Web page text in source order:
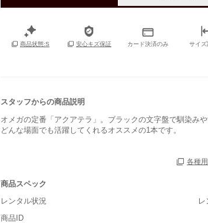
商品状態:S 安心キズ保証 カード決済のみ サイズ
スタッフからの商品説明
オメガの定番「アクアテラ」。ブラックの文字盤で馴染みや
どんな場面でも活躍してくれるオススメの1本です。
各種
商品スペック
レンタル状況
レ
商品ID